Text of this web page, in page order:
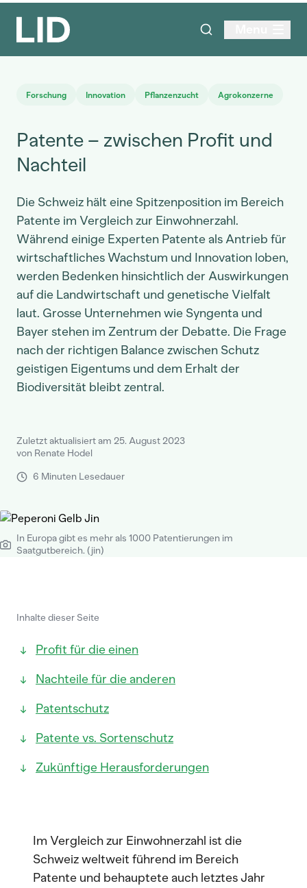
Forschung Innovation Pflanzenzucht Agrokonzerne
Patente – zwischen Profit und
Nachteil
Die Schweiz hält eine Spitzenposition im Bereich
Patente im Vergleich zur Einwohnerzahl.
Während einige Experten Patente als Antrieb für
wirtschaftliches Wachstum und Innovation loben,
werden Bedenken hinsichtlich der Auswirkungen
auf die Landwirtschaft und genetische Vielfalt
laut. Grosse Unternehmen wie Syngenta und
Bayer stehen im Zentrum der Debatte. Die Frage
nach der richtigen Balance zwischen Schutz
geistigen Eigentums und dem Erhalt der
Biodiversität bleibt zentral.
Zuletzt aktualisiert am 25. August 2023
von Renate Hodel
6 Minuten Lesedauer
In Europa gibt es mehr als 1000 Patentierungen im
Saatgutbereich. (jin)
Inhalte dieser Seite
Profit für die einen
Nachteile für die anderen
Patentschutz
Patente vs. Sortenschutz
Zukünftige Herausforderungen
Im Vergleich zur Einwohnerzahl ist die
Schweiz weltweit führend im Bereich
Patente und behauptete auch letztes Jahr